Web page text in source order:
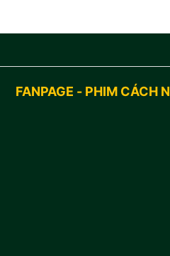
FANPAGE - PHIM CÁCH